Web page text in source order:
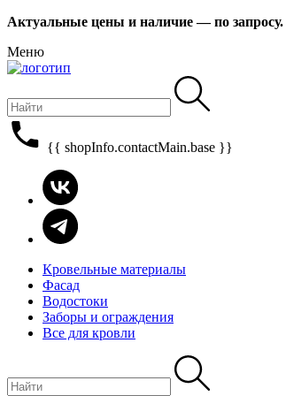
Актуальные цены и наличие — по запросу.
Меню
{{ shopInfo.contactMain.base }}
Кровельные материалы
Фасад
Водостоки
Заборы и ограждения
Все для кровли